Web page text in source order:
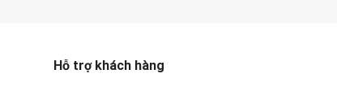
Hỗ trợ khách hàng